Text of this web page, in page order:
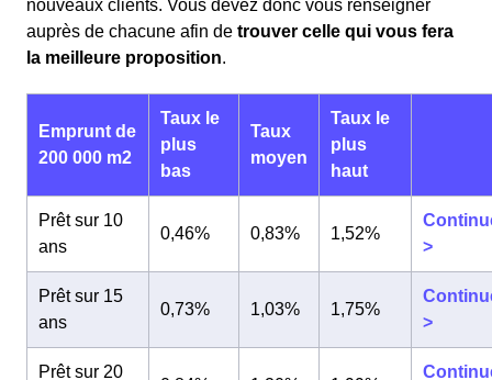
nouveaux clients. Vous devez donc vous renseigner
auprès de chacune afin de trouver celle qui vous fera
la meilleure proposition.
Emprunt de
200 000 m2
Taux le
plus
bas
Taux
moyen
Taux le
plus
haut
Prêt sur 10
ans
0,46% 0,83% 1,52%
>
Prêt sur 15
ans
0,73% 1,03% 1,75%
>
Prêt sur 20